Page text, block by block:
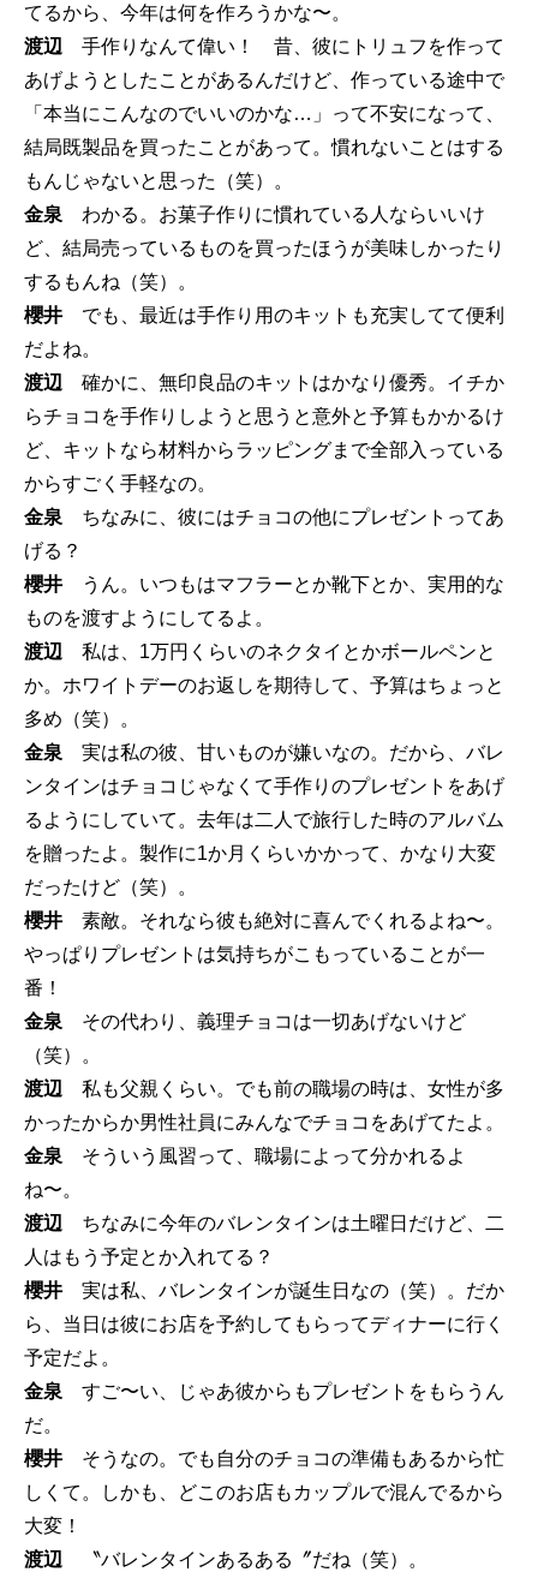
てるから、今年は何を作ろうかな〜。
渡辺 手作りなんて偉い！ 昔、彼にトリュフを作って
あげようとしたことがあるんだけど、作っている途中で
「本当にこんなのでいいのかな…」って不安になって、
結局既製品を買ったことがあって。慣れないことはする
もんじゃないと思った（笑）。
金泉 わかる。お菓子作りに慣れている人ならいいけ
ど、結局売っているものを買ったほうが美味しかったり
するもんね（笑）。
櫻井 でも、最近は手作り用のキットも充実してて便利
だよね。
渡辺 確かに、無印良品のキットはかなり優秀。イチか
らチョコを手作りしようと思うと意外と予算もかかるけ
ど、キットなら材料からラッピングまで全部入っている
からすごく手軽なの。
金泉 ちなみに、彼にはチョコの他にプレゼントってあ
げる？
櫻井 うん。いつもはマフラーとか靴下とか、実用的な
ものを渡すようにしてるよ。
渡辺 私は、1万円くらいのネクタイとかボールペンと
か。ホワイトデーのお返しを期待して、予算はちょっと
多め（笑）。
金泉 実は私の彼、甘いものが嫌いなの。だから、バレ
ンタインはチョコじゃなくて手作りのプレゼントをあげ
るようにしていて。去年は二人で旅行した時のアルバム
を贈ったよ。製作に1か月くらいかかって、かなり大変
だったけど（笑）。
櫻井 素敵。それなら彼も絶対に喜んでくれるよね〜。
やっぱりプレゼントは気持ちがこもっていることが一
番！
金泉 その代わり、義理チョコは一切あげないけど
（笑）。
渡辺 私も父親くらい。でも前の職場の時は、女性が多
かったからか男性社員にみんなでチョコをあげてたよ。
金泉 そういう風習って、職場によって分かれるよ
ね〜。
渡辺 ちなみに今年のバレンタインは土曜日だけど、二
人はもう予定とか入れてる？
櫻井 実は私、バレンタインが誕生日なの（笑）。だか
ら、当日は彼にお店を予約してもらってディナーに行く
予定だよ。
金泉 すご〜い、じゃあ彼からもプレゼントをもらうん
だ。
櫻井 そうなの。でも自分のチョコの準備もあるから忙
しくて。しかも、どこのお店もカップルで混んでるから
大変！
渡辺 〝バレンタインあるある〞だね（笑）。